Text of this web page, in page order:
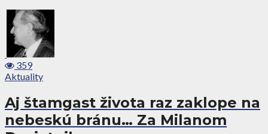
359
Aktuality
Aj štamgast života raz zaklope na
nebeskú bránu… Za Milanom